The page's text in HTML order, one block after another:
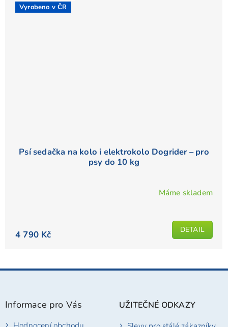
Vyrobeno v ČR
Psí sedačka na kolo i elektrokolo Dogrider – pro
psy do 10 kg
Máme skladem
4 790 Kč DETAIL
Z
Informace pro Vás UŽITEČNÉ ODKAZY